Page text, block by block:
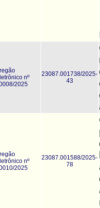
nº
2025
23087.001738/2025-
43
nº
2025
23087.001588/2025-
78